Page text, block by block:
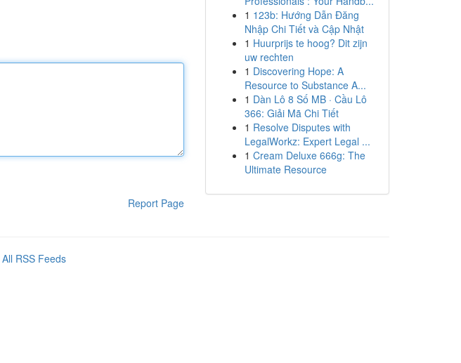
Report Page
1 123b: Hướng Dẫn Đăng
Nhập Chi Tiết và Cập Nhật
1 Huurprijs te hoog? Dit zijn
uw rechten
1 Discovering Hope: A
Resource to Substance A...
1 Dàn Lô 8 Số MB · Cầu Lô
366: Giải Mã Chi Tiết
1 Resolve Disputes with
LegalWorkz: Expert Legal ...
1 Cream Deluxe 666g: The
Ultimate Resource
All RSS Feeds